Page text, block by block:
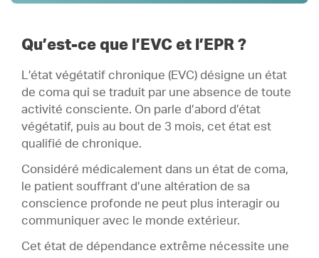
1 .Définition
3 . Équipe pluridisciplinaire
Qu’est-ce que l’EVC et l’EPR ?
L’état végétatif chronique (EVC) désigne un état
de coma qui se traduit par une absence de toute
activité consciente. On parle d’abord d’état
végétatif, puis au bout de 3 mois, cet état est
qualifié de chronique.
Considéré médicalement dans un état de coma,
le patient souffrant d’une altération de sa
conscience profonde ne peut plus interagir ou
communiquer avec le monde extérieur.
Cet état de dépendance extrême nécessite une